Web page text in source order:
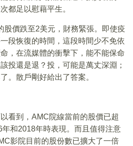
都足以慰藉平生。
股價跌至2美元，財務緊張。即使疫
段恢復的時間，這段時間少不免依
，在流媒體的衝擊下，能不能保命
投還是退？投，可能是萬丈深淵；
。散戶剛好給出了答案。
看到，AMC院線當前的股價已超
和2018年時表現。而且值得注意
影院目前的股份數已擴大了一倍